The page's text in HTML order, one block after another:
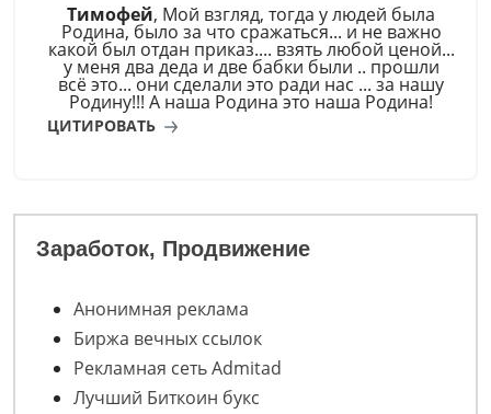
Тимофей, Мой взгляд, тогда у людей была
Родина, было за что сражаться... и не важно
какой был отдан приказ.... взять любой ценой...
у меня два деда и две бабки были .. прошли
всё это... они сделали это ради нас ... за нашу
Родину!!! А наша Родина это наша Родина!
ЦИТИРОВАТЬ
Заработок, Продвижение
Анонимная реклама
Биржа вечных ссылок
Рекламная сеть Admitad
Лучший Биткоин букс